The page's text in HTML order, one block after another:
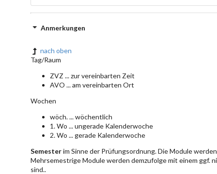
Anmerkungen
nach oben
Tag/Raum
ZVZ ... zur vereinbarten Zeit
AVO ... am vereinbarten Ort
Wochen
wöch. ... wöchentlich
1. Wo ... ungerade Kalenderwoche
2. Wo ... gerade Kalenderwoche
Semesterim Sinne der Prüfungsordnung. Die Module
Mehrsemestrige Module werden demzufolge mit einem ggf.
sind..